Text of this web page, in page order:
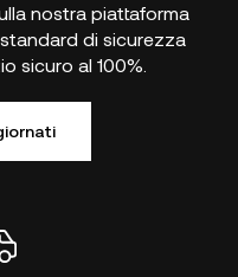
nostra piattaforma
di sicurezza
sicuro al 100%.